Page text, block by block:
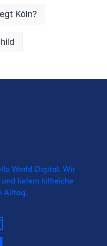
Köln?
World Digital. Wir
liefern hilfreiche
Alltag.